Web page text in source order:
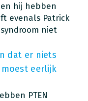
hij hebben
evenals Patrick
niet
dat er niets
eerlijk
PTEN